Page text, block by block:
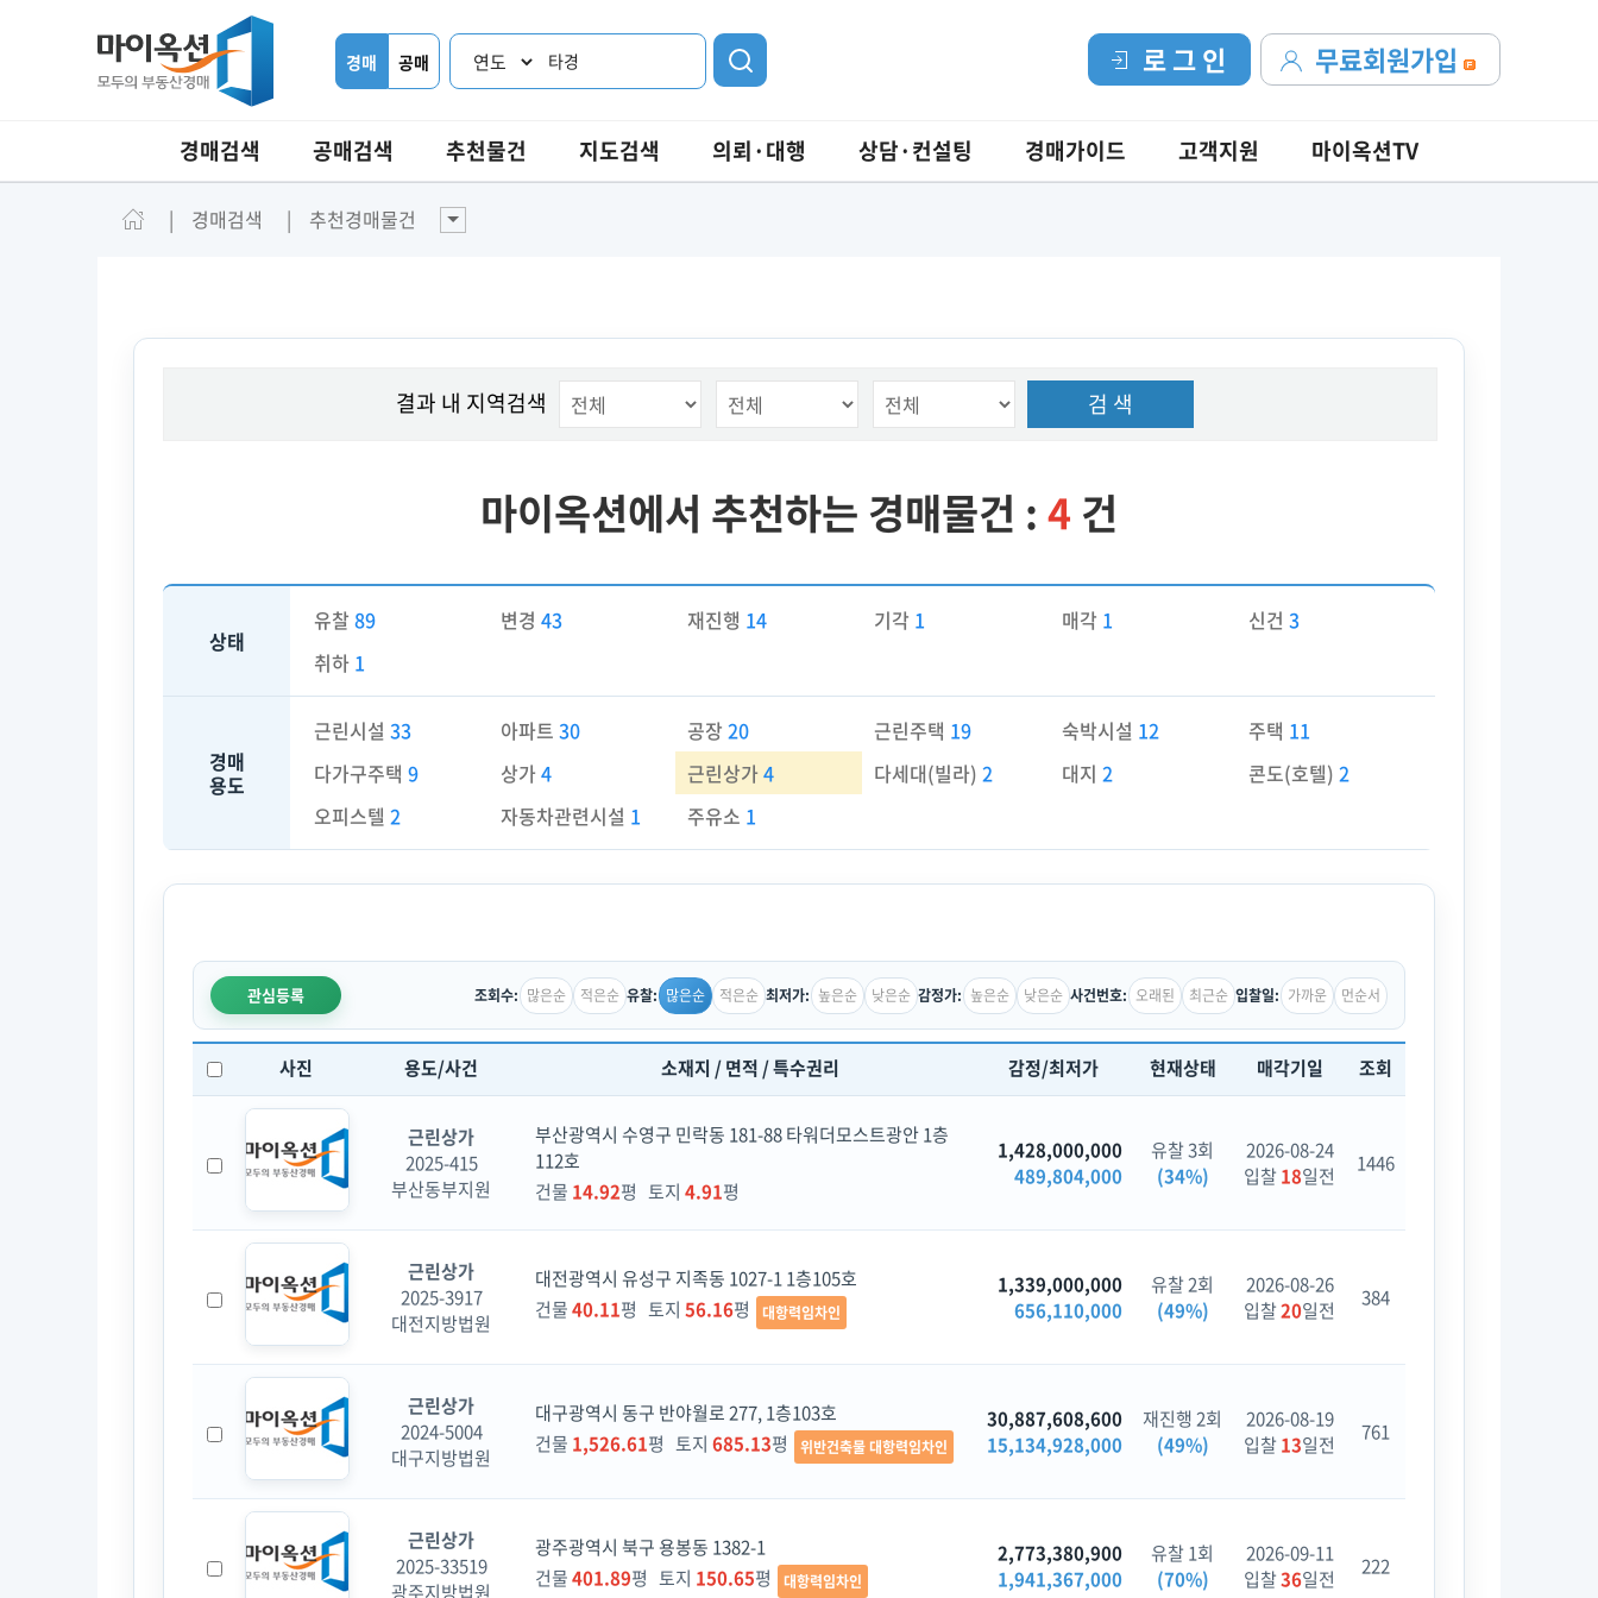
경매 공매 타경 무료회원가입
로 그 인
경매검색 공매검색 추천물건 지도검색 의뢰·대행 상담·컨설팅 경매가이드 고객지원 마이옥션TV
경매검색 추천경매물건
결과 내 지역검색 검 색
마이옥션에서 추천하는 경매물건 : 4 건
상태
유찰 89 변경43 재진행 14 기각 1 매각 1 신건 3
취하 1
경매
용도
근린시설 33 아파트30 공장20 근린주택 19 숙박시설 12 주택 11
다가구주택 9 상가4 근린상가4 다세대(빌라)2 대지 2 콘도(호텔) 2
오피스텔 2 자동차관련시설 1 주유소 1
관심등록 조회수: 많은순 적은순 유찰: 많은순 적은순 최저가: 높은순 낮은순 감정가: 높은순 낮은순 사건번호: 오래된 최근순 입찰일: 가까운 먼순서
사진 용도/사건 소재지 / 면적 / 특수권리 감정/최저가 현재상태 매각기일 조회
근린상가
2025-415
부산동부지원
부산광역시 수영구 민락동 181-88 타워더모스트광안 1층
112호
건물 14.92평 토지 4.91평
1,428,000,000
489,804,000
유찰 3회
(34%)
2026-08-24
입찰18일전 1446
근린상가
2025-3917
대전지방법원
대전광역시 유성구 지족동 1027-1 1층105호
건물40.11평 토지 56.16평 대항력임차인
1,339,000,000
656,110,000
유찰 2회
(49%)
2026-08-26
입찰20일전 384
근린상가
2024-5004
대구지방법원
대구광역시 동구 반야월로 277, 1층103호
건물 1,526.61평 토지 685.13평 위반건축물 대항력임차인
30,887,608,600
15,134,928,000
재진행 2회
(49%)
2026-08-19
입찰13일전 761
근린상가
2025-33519
광주지방법원
광주광역시 북구 용봉동 1382-1
건물401.89평 토지 150.65평 대항력임차인
2,773,380,900
1,941,367,000
유찰 1회
(70%)
2026-09-11
입찰36일전 222